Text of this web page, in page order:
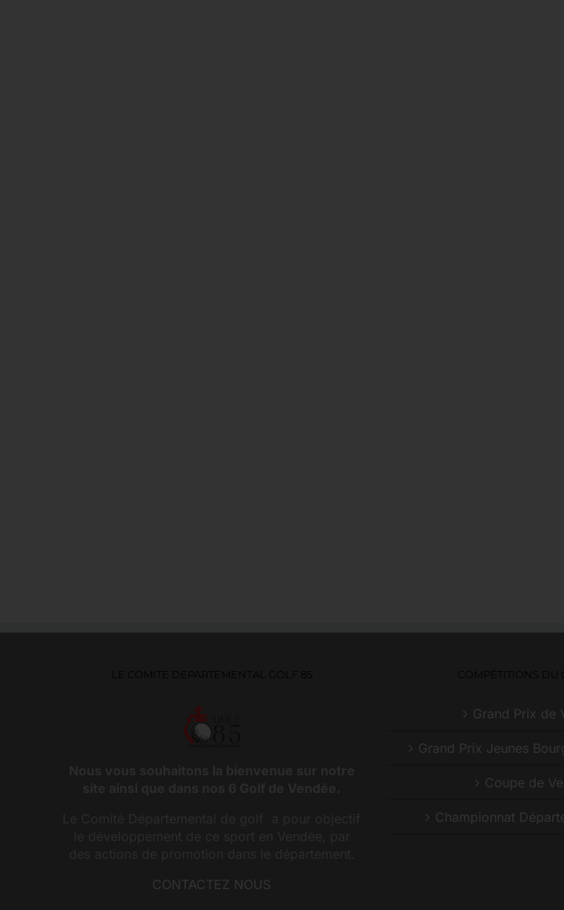
CONTACTEZ NOUS
Grand Prix de
Grand Prix Jeunes
Coupe de
Championnat